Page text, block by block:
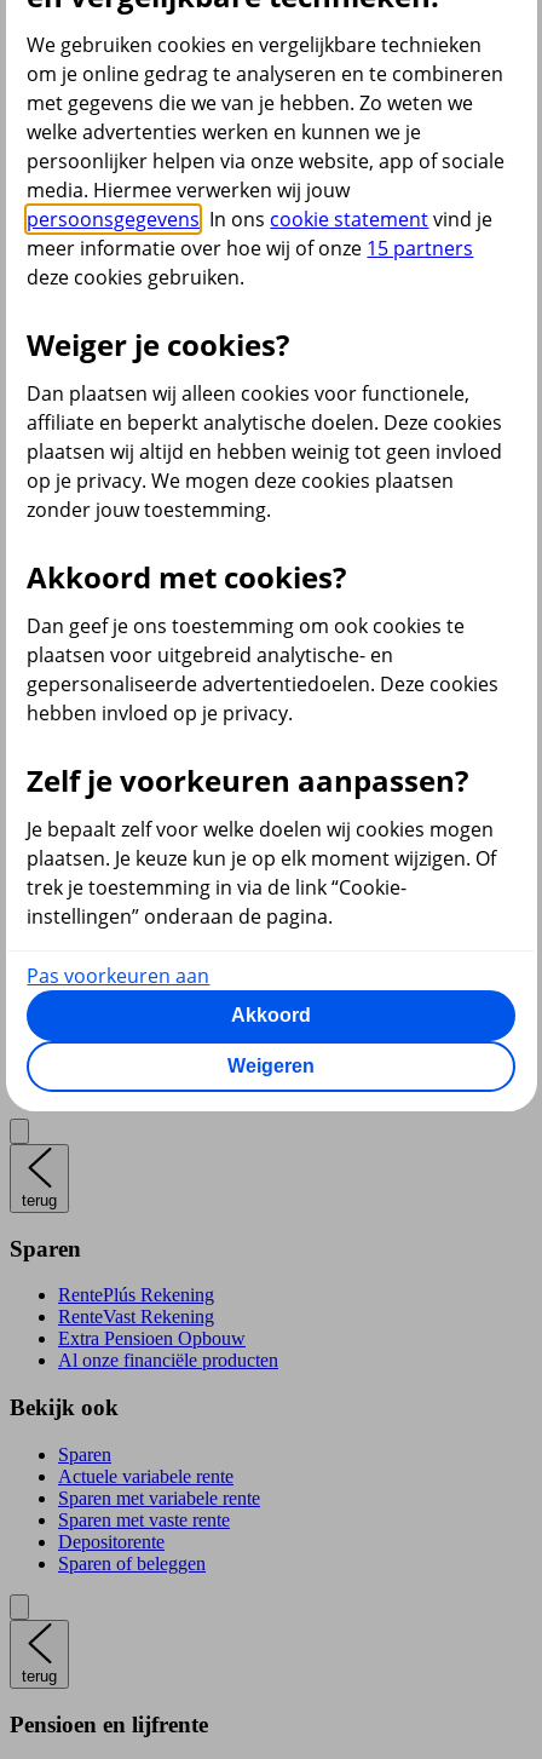
Inboedelverzekering
Opstalverzekering
Overlijdensrisicoverzekering
Reisverzekering
Rechtsbijstandverzekering
Scooterverzekering
Woonverzekering
Alle verzekeringen
Bekijk ook
Car insurance Netherlands
WA Autoverzekering
Bakfiets verzekeren
Collectiviteitskorting
Schade melden
Wijzigen uitvaartverzekering
Verzekering aanpassen
terug
Beleggen
Beleggingsrekening
Extra Pensioen Opbouw
Bekijk ook
Beleggen
Starten met beleggen
Beleggen voor beginners
Pensioen beleggen
Beleggen voor mijn kind
Doelbeleggen
Rendement berekenen
Beleggingsfonds update
Verantwoord beleggen
Beleggen met onze app
Sparen of beleggen
terug
Sparen
RentePlús Rekening
RenteVast Rekening
Extra Pensioen Opbouw
Al onze financiële producten
Bekijk ook
Sparen
Actuele variabele rente
Sparen met variabele rente
Sparen met vaste rente
Depositorente
Sparen of beleggen
terug
Pensioen en lijfrente
We gebruiken cookies en vergelijkbare technieken
om je online gedrag te analyseren en te combineren
met gegevens die we van je hebben. Zo weten we
welke advertenties werken en kunnen we je
persoonlijker helpen via onze website, app of sociale
media. Hiermee verwerken wij jouw
persoonsgegevens . In ons cookie statementvind je
meer informatie over hoe wij of onze 15 partners
deze cookies gebruiken.
Weiger je cookies?
Dan plaatsen wij alleen cookies voor functionele,
affiliate en beperkt analytische doelen. Deze cookies
plaatsen wij altijd en hebben weinig tot geen invloed
op je privacy. We mogen deze cookies plaatsen
zonder jouw toestemming.
Akkoord met cookies?
Dan geef je ons toestemming om ook cookies te
plaatsen voor uitgebreid analytische- en
gepersonaliseerde advertentiedoelen. Deze cookies
hebben invloed op je privacy.
Zelf je voorkeuren aanpassen?
Je bepaalt zelf voor welke doelen wij cookies mogen
plaatsen. Je keuze kun je op elk moment wijzigen. Of
trek je toestemming in via de link “Cookie-
instellingen” onderaan de pagina.
Pas voorkeuren aan
Akkoord
Weigeren